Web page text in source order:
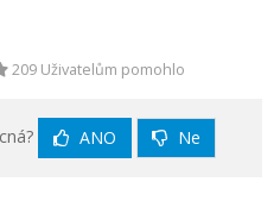
209 Uživatelům pomohlo
ANO Ne